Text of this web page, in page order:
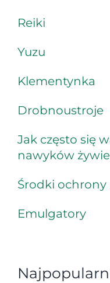
Reiki
Yuzu
Klementynka
Drobnoustroje
Jak często się
nawyków
Środki ochrony
Emulgatory